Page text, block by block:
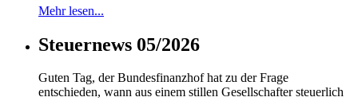
Mehr lesen...
Steuernews 05/2026
Guten Tag, der Bundesfinanzhof hat zu der Frage
entschieden, wann aus einem stillen Gesellschafter steuerlich